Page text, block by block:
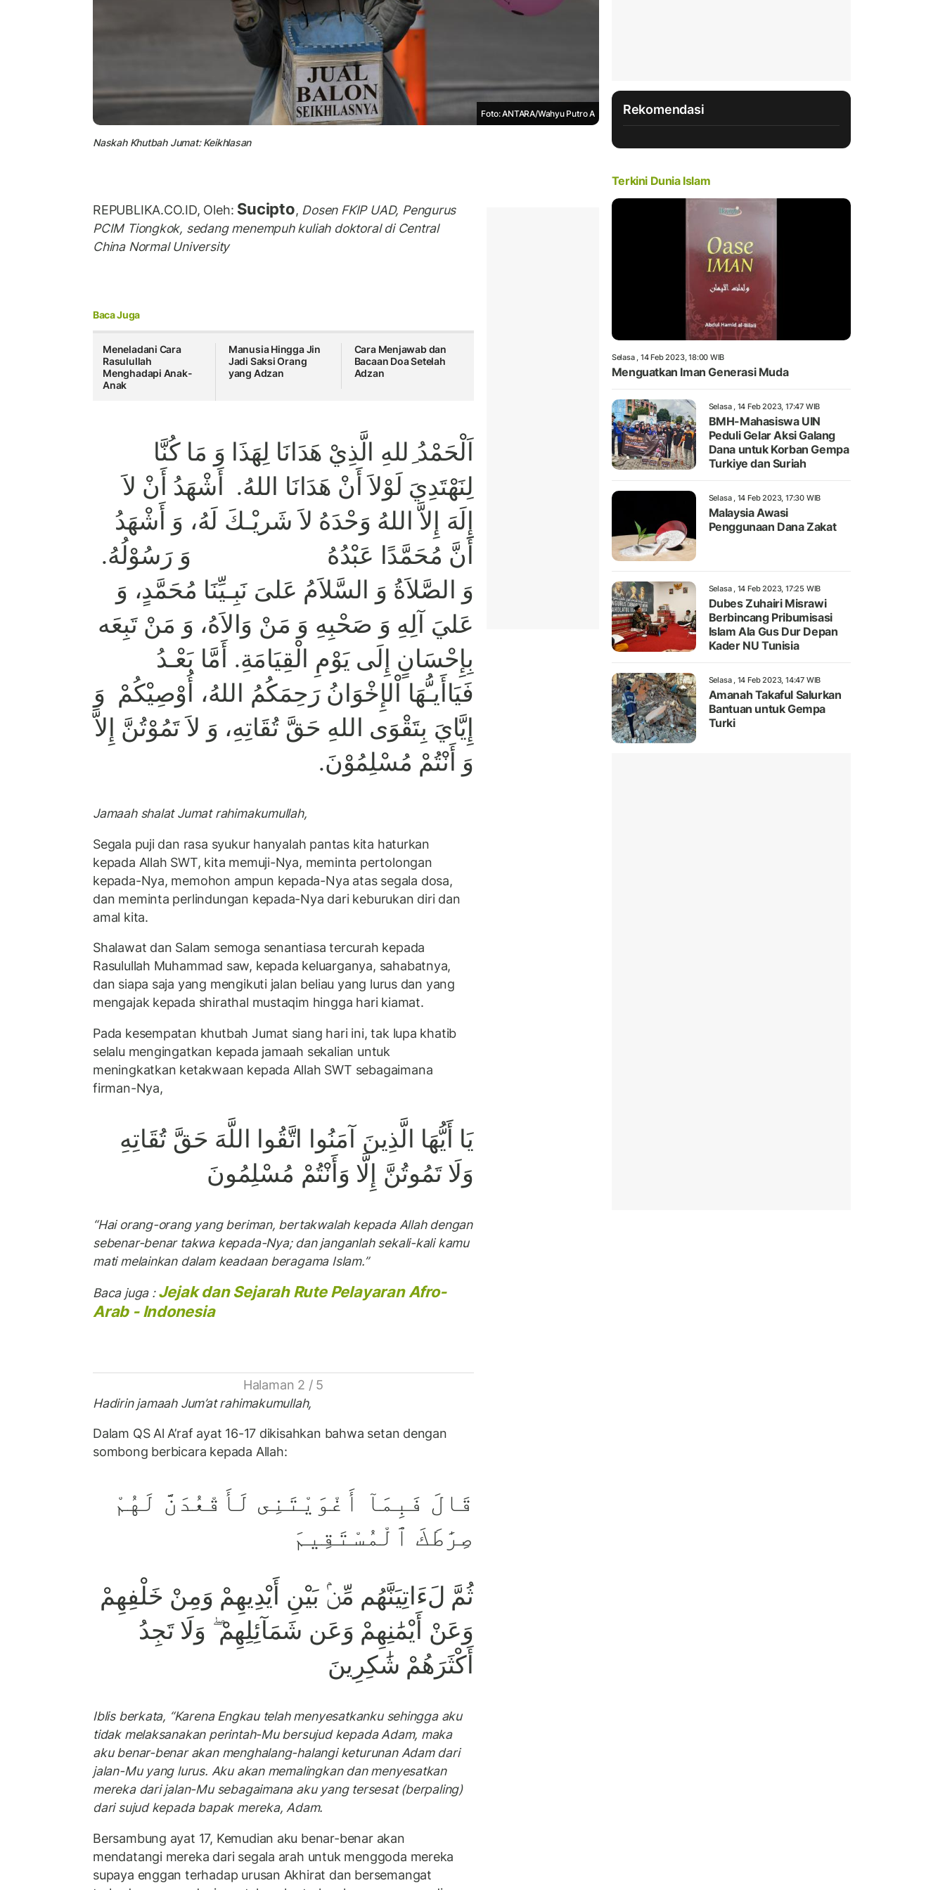
Foto: ANTARA/Wahyu Putro A
Naskah Khutbah Jumat: Keikhlasan
REPUBLIKA.CO.ID, Oleh: Sucipto, Dosen FKIP UAD, Pengurus
PCIM Tiongkok, sedang menempuh kuliah doktoral di Central
China Normal University
Baca Juga
Meneladani Cara
Rasulullah
Menghadapi Anak-
Anak
Manusia Hingga Jin
Jadi Saksi Orang
yang Adzan
Cara Menjawab dan
Bacaan Doa Setelah
Adzan
اَلْحَمْدُ ِللهِ الَّذِيْ هَدَانَا لِهَذَا وَ مَا كُنَّا
لِنَهْتَدِيَ لَوْلاَ أَنْ هَدَانَا اللهُ. أَشْهَدُ أَنْ لاَ
إِلَهَ إِلاَّ اللهُ وَحْدَهُ لاَ شَريْـكَ لَهُ، وَ أَشْهَدُ
أَنَّ مُحَمَّدًا عَبْدُهُ وَ رَسُوْلُهُ.
وَ الصَّلاَةُ وَ السَّلاَمُ عَلىَ نَبِـيِّنَا مُحَمَّدٍ، وَ
عَليَ آلِهِ وَ صَحْبِهِ وَ مَنْ وَالاَهُ، وَ مَنْ تَبِعَه
بِإِحْسَانٍ إِلَى يَوْمِ الْقِيَامَةِ. أَمَّا بَعْـدُ
فَيَاأَيـُّهَا اْلإِخْوَانُ رَحِمَكُمُ اللهُ، أُوْصِيْكُمْ وَ
إِيَّايَ بِتَقْوَى اللهِ حَقَّ تُقَاتِهِ، وَ لاَ تَمُوْتُنَّ إِلاَّ
وَ أَنْتُمْ مُسْلِمُوْنَ.
Jamaah shalat Jumat rahimakumullah,
Segala puji dan rasa syukur hanyalah pantas kita haturkan
kepada Allah SWT, kita memuji-Nya, meminta pertolongan
kepada-Nya, memohon ampun kepada-Nya atas segala dosa,
dan meminta perlindungan kepada-Nya dari keburukan diri dan
amal kita.
Shalawat dan Salam semoga senantiasa tercurah kepada
Rasulullah Muhammad saw, kepada keluarganya, sahabatnya,
dan siapa saja yang mengikuti jalan beliau yang lurus dan yang
mengajak kepada shirathal mustaqim hingga hari kiamat.
Pada kesempatan khutbah Jumat siang hari ini, tak lupa khatib
selalu mengingatkan kepada jamaah sekalian untuk
meningkatkan ketakwaan kepada Allah SWT sebagaimana
firman-Nya,
يَا أَيُّهَا الَّذِينَ آمَنُوا اتَّقُوا اللَّهَ حَقَّ تُقَاتِهِ
وَلَا تَمُوتُنَّ إِلَّا وَأَنْتُمْ مُسْلِمُونَ
“Hai orang-orang yang beriman, bertakwalah kepada Allah dengan
sebenar-benar takwa kepada-Nya; dan janganlah sekali-kali kamu
mati melainkan dalam keadaan beragama Islam.”
Baca juga :Jejak dan Sejarah Rute Pelayaran Afro-
Arab - Indonesia
Halaman 2 / 5
Hadirin jamaah Jum’at rahimakumullah,
Dalam QS Al A’raf ayat 16-17 dikisahkan bahwa setan dengan
sombong berbicara kepada Allah:
قَالَ فَبِمَآ أَغْوَيْتَنِى لَأَقْعُدَنَّ لَهُمْ
صِرَٰطَكَ ٱلْمُسْتَقِيمَ
ثُمَّ لَءَاتِيَنَّهُم مِّنۢ بَيْنِ أَيْدِيهِمْ وَمِنْ خَلْفِهِمْ
وَعَنْ أَيْمَٰنِهِمْ وَعَن شَمَآئِلِهِمْ ۖ وَلَا تَجِدُ
أَكْثَرَهُمْ شَٰكِرِينَ
Iblis berkata, “Karena Engkau telah menyesatkanku sehingga aku
tidak melaksanakan perintah-Mu bersujud kepada Adam, maka
aku benar-benar akan menghalang-halangi keturunan Adam dari
jalan-Mu yang lurus. Aku akan memalingkan dan menyesatkan
mereka dari jalan-Mu sebagaimana aku yang tersesat (berpaling)
dari sujud kepada bapak mereka, Adam.
Bersambung ayat 17, Kemudian aku benar-benar akan
mendatangi mereka dari segala arah untuk menggoda mereka
supaya enggan terhadap urusan Akhirat dan bersemangat
Rekomendasi
Terkini Dunia Islam
Selasa , 14 Feb 2023, 18:00 WIB
Menguatkan Iman Generasi Muda
Selasa , 14 Feb 2023, 17:47 WIB
BMH-Mahasiswa UIN
Peduli Gelar Aksi Galang
Dana untuk Korban Gempa
Turkiye dan Suriah
Selasa , 14 Feb 2023, 17:30 WIB
Malaysia Awasi
Penggunaan Dana Zakat
Selasa , 14 Feb 2023, 17:25 WIB
Dubes Zuhairi Misrawi
Berbincang Pribumisasi
Islam Ala Gus Dur Depan
Kader NU Tunisia
Selasa , 14 Feb 2023, 14:47 WIB
Amanah Takaful Salurkan
Bantuan untuk Gempa
Turki